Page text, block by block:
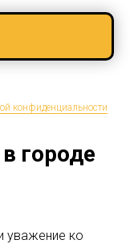
конфиденциальности
городе
уважение ко